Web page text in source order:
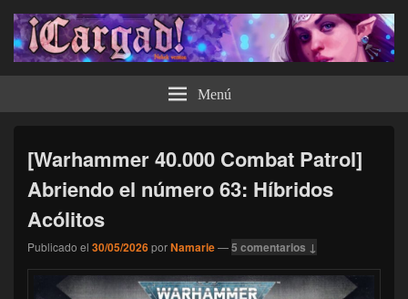
¡Cargad! Menú
[Warhammer 40.000 Combat Patrol]
Abriendo el número 63: Híbridos
Acólitos
Publicado el 30/05/2026porNamarie—5 comentarios ↓